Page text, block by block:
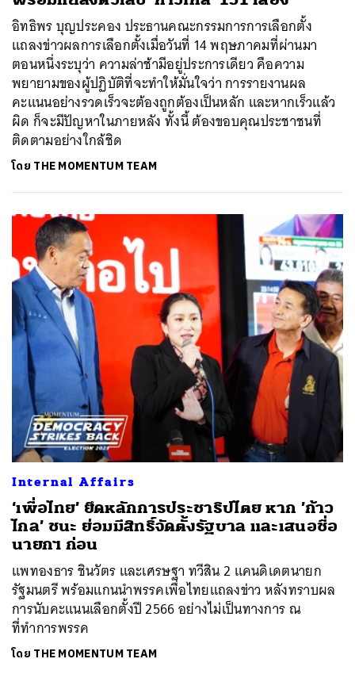
อิทธิพร บุญประคอง ประธานคณะกรรมการการเลือกตั้ง
แถลงข่าวผลการเลือกตั้งเมื่อวันที่ 14 พฤษภาคมที่ผ่านมา
ตอนหนึ่งระบุว่า ความล่าช้ามีอยู่ประการเดียว คือความ
พยายามของผู้ปฏิบัติที่จะทำให้มั่นใจว่า การรายงานผล
คะแนนอย่างรวดเร็วจะต้องถูกต้องเป็นหลัก และหากเร็วแล้ว
ผิด ก็จะมีปัญหาในภายหลัง ทั้งนี้ ต้องขอบคุณประชาชนที่
ติดตามอย่างใกล้ชิด
โดย THE MOMENTUM TEAM
Internal Affairs
‘เพื่อไทย’ ยึดหลักการประชาธิปไตย หาก ’ก้าว
ไกล’ ชนะ ย่อมมีสิทธิ์จัดตั้งรัฐบาล และเสนอชื่อ
นายกฯ ก่อน
แพทองธาร ชินวัตร และเศรษฐา ทวีสิน 2 แคนดิเดตนายก
รัฐมนตรี พร้อมแกนนำพรรคเพื่อไทยแถลงข่าว หลังทราบผล
การนับคะแนนเลือกตั้งปี 2566 อย่างไม่เป็นทางการ ณ
ที่ทำการพรรค
โดย THE MOMENTUM TEAM